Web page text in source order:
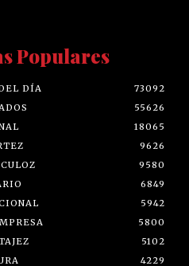
Populares
DÍA
73092
55626
18065
9626
9580
6849
5942
5800
5102
4229